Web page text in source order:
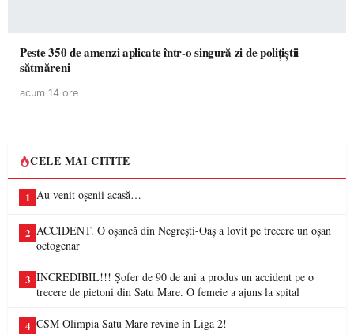
Peste 350 de amenzi aplicate într-o singură zi de polițiștii
sătmăreni
acum 14 ore
CELE MAI CITITE
1 Au venit oșenii acasă…
2 ACCIDENT. O oșancă din Negrești-Oaș a lovit pe trecere un oșan
octogenar
3 INCREDIBIL!!! Șofer de 90 de ani a produs un accident pe o
trecere de pietoni din Satu Mare. O femeie a ajuns la spital
4 CSM Olimpia Satu Mare revine în Liga 2!